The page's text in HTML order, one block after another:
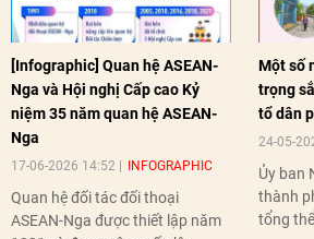
[Infographic] Quan hệ ASEAN-
Nga và Hội nghị Cấp cao Kỷ
niệm 35 năm quan hệ ASEAN-
Nga
17-06-2026 14:52 INFOGRAPHIC
Quan hệ đối tác đối thoại
ASEAN-Nga được thiết lập năm
Một số
trọng
tổ dân
24-05-
Ủy ban
thành
tổng